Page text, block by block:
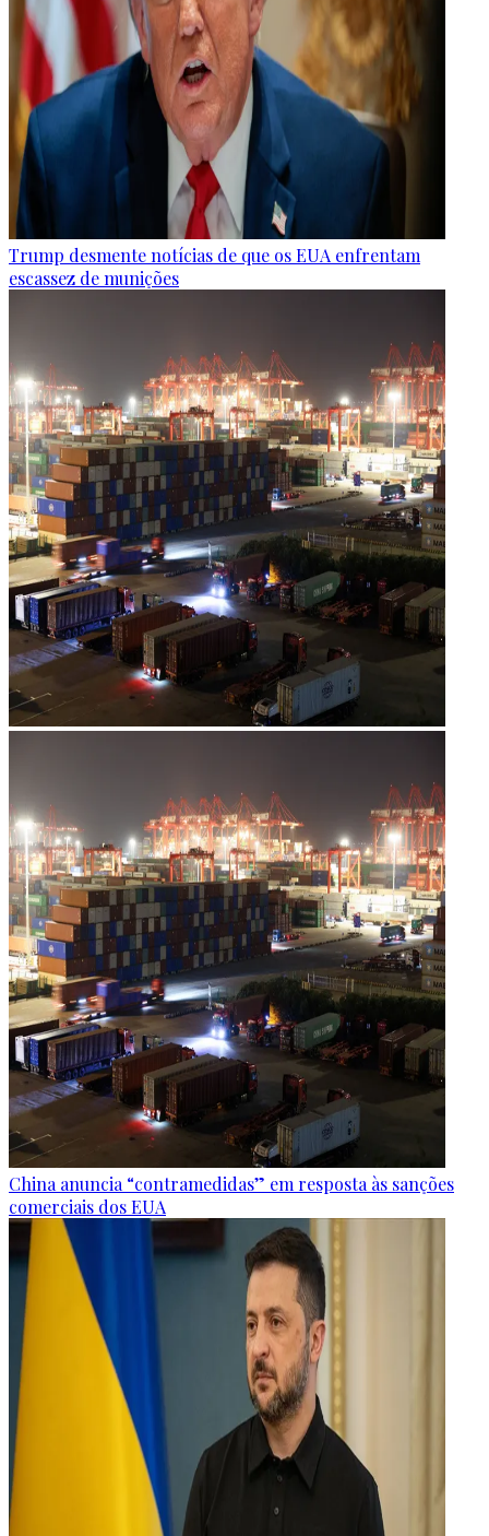
Trump desmente notícias de que os EUA enfrentam
escassez de munições
China anuncia “contramedidas” em resposta às sanções
comerciais dos EUA